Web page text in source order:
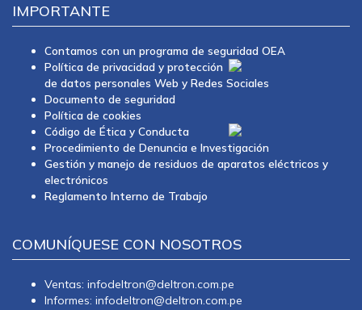
IMPORTANTE
Contamos con un programa de seguridad OEA
Política de privacidad y protección
de datos personales Web y Redes Sociales
Documento de seguridad
Política de cookies
Código de Ética y Conducta
Procedimiento de Denuncia e Investigación
Gestión y manejo de residuos de aparatos eléctricos y
electrónicos
Reglamento Interno de Trabajo
COMUNÍQUESE CON NOSOTROS
Ventas: infodeltron@deltron.com.pe
Informes: infodeltron@deltron.com.pe